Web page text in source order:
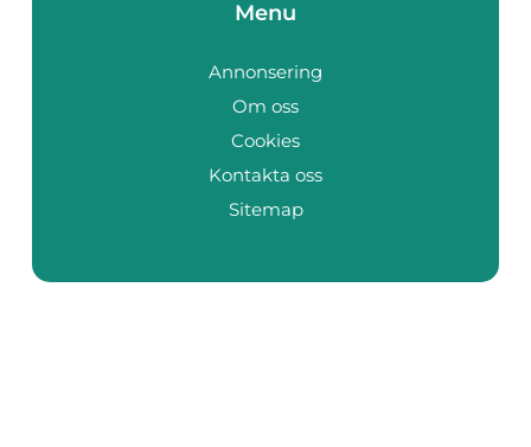
Menu
Annonsering
Om oss
Cookies
Kontakta oss
Sitemap